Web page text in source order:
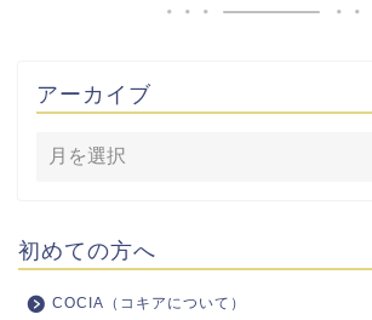
アーカイブ
初めての方へ
COCIA（コキアについて）